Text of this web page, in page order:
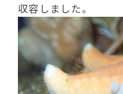
収容しました。